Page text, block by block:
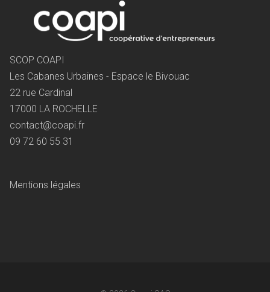
SCOP COAPI
Les Cabanes Urbaines - Espace le Bivouac
22 rue Cardinal
17000 LA ROCHELLE
contact@coapi.fr
09 72 60 55 31
Mentions légales